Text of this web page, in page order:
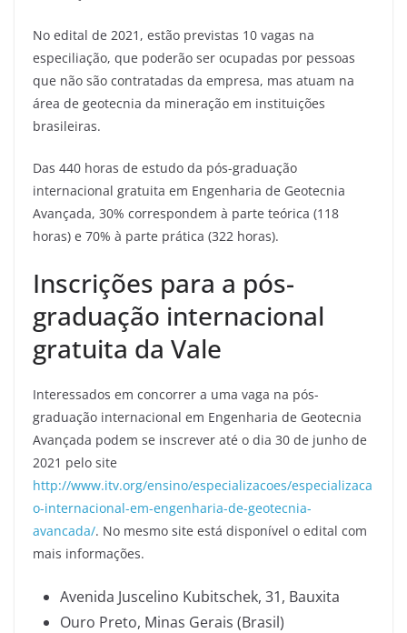
No edital de 2021, estão previstas 10 vagas na
especiliação, que poderão ser ocupadas por pessoas
que não são contratadas da empresa, mas atuam na
área de geotecnia da mineração em instituições
brasileiras.
Das 440 horas de estudo da pós-graduação
internacional gratuita em Engenharia de Geotecnia
Avançada, 30% correspondem à parte teórica (118
horas) e 70% à parte prática (322 horas).
Inscrições para a pós-
graduação internacional
gratuita da Vale
Interessados em concorrer a uma vaga na pós-
graduação internacional em Engenharia de Geotecnia
Avançada podem se inscrever até o dia 30 de junho de
2021 pelo site
http://www.itv.org/ensino/especializacoes/especializaca
o-internacional-em-engenharia-de-geotecnia-
avancada/. No mesmo site está disponível o edital com
mais informações.
Avenida Juscelino Kubitschek, 31, Bauxita
Ouro Preto, Minas Gerais (Brasil)